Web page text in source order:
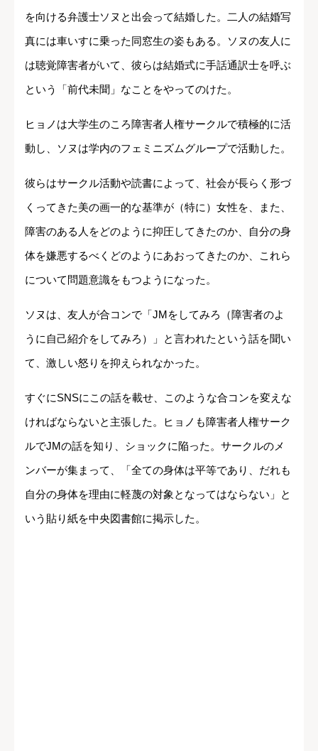
を向ける弁護士ソヌと出会って結婚した。二人の結婚写
真には車いすに乗った同窓生の姿もある。ソヌの友人に
は聴覚障害者がいて、彼らは結婚式に手話通訳士を呼ぶ
という「前代未聞」なことをやってのけた。
ヒョノは大学生のころ障害者人権サークルで積極的に活
動し、ソヌは学内のフェミニズムグループで活動した。
彼らはサークル活動や読書によって、社会が長らく形づ
くってきた美の画一的な基準が（特に）女性を、また、
障害のある人をどのように抑圧してきたのか、自分の身
体を嫌悪するべくどのようにあおってきたのか、これら
について問題意識をもつようになった。
ソヌは、友人が合コンで「JMをしてみろ（障害者のよ
うに自己紹介をしてみろ）」と言われたという話を聞い
て、激しい怒りを抑えられなかった。
すぐにSNSにこの話を載せ、このような合コンを変えな
ければならないと主張した。ヒョノも障害者人権サーク
ルでJMの話を知り、ショックに陥った。サークルのメ
ンバーが集まって、「全ての身体は平等であり、だれも
自分の身体を理由に軽蔑の対象となってはならない」と
いう貼り紙を中央図書館に掲示した。